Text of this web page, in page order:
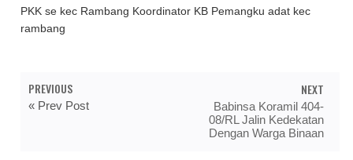
PKK se kec Rambang Koordinator KB Pemangku adat kec
rambang
PREVIOUS
« Prev Post
NEXT
Babinsa Koramil 404-
08/RL Jalin Kedekatan
Dengan Warga Binaan